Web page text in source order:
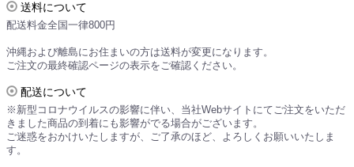
送料について
配送料金全国一律800円
沖縄および離島にお住まいの方は送料が変更になります。
ご注文の最終確認ページの表示をご確認ください。
配送について
※新型コロナウイルスの影響に伴い、当社Webサイトにてご注文をいただ
きました商品の到着にも影響がでる場合がございます。
ご迷惑をおかけいたしますが、ご了承のほど、よろしくお願いいたしま
す。